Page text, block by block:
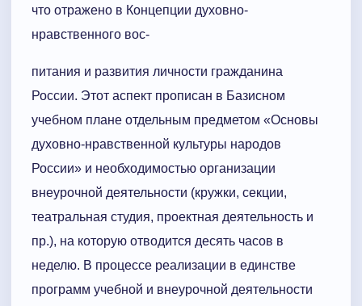
что отражено в Концепции духовно-
нравственного вос-
питания и развития личности гражданина
России. Этот аспект прописан в Базисном
учебном плане отдельным предметом «Основы
духовно-нравственной культуры народов
России» и необходимостью организации
внеурочной деятельности (кружки, секции,
театральная студия, проектная деятельность и
пр.), на которую отводится десять часов в
неделю. В процессе реализации в единстве
программ учебной и внеурочной деятельности